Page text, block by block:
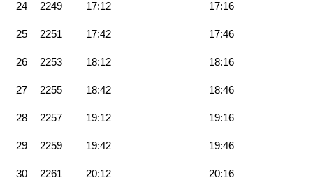
24 2249 17:12 17:16
25 2251 17:42 17:46
26 2253 18:12 18:16
27 2255 18:42 18:46
28 2257 19:12 19:16
29 2259 19:42 19:46
30 2261 20:12 20:16